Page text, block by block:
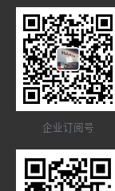
企业订阅号